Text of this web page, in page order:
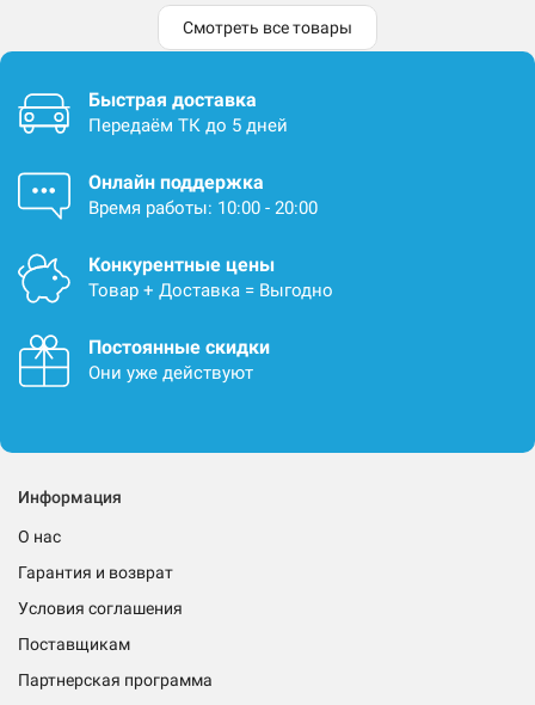
Смотреть все товары
Быстрая доставка
Передаём ТК до 5 дней
Онлайн поддержка
Время работы: 10:00 - 20:00
Конкурентные цены
Товар + Доставка = Выгодно
Постоянные скидки
Они уже действуют
Информация
О нас
Гарантия и возврат
Условия соглашения
Поставщикам
Партнерская программа